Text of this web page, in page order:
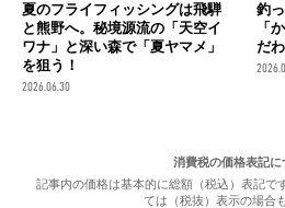
夏のフライフィッシングは飛騨
と熊野へ。秘境源流の「天空イ
ワナ」と深い森で「夏ヤマメ」
を狙う！
2026.06.30
釣
「
だ
消費税の価格表記に
記事内の価格は基本的に総額（税込）表記で
ては（税抜）表示の場合